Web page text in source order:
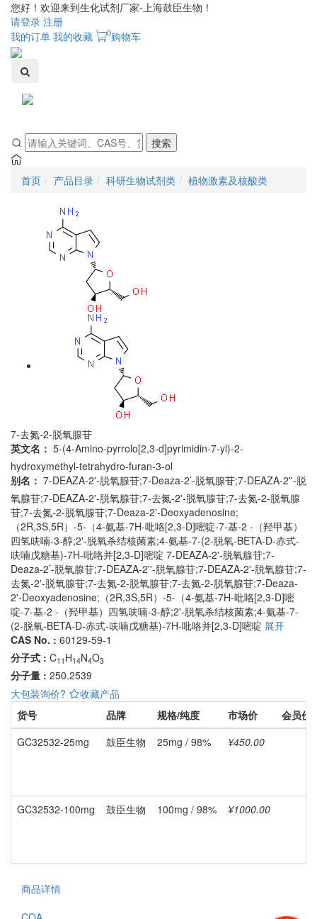
您好！欢迎来到生化试剂厂家-上海鼓臣生物！
请登录 注册
我的订单 我的收藏 0购物车
搜索
首页 产品目录 科研生物试剂类 植物激素及核酸类
7-去氮-2-脱氧腺苷
英文名： 5-(4-Amino-pyrrolo[2,3-d]pyrimidin-7-yl)-2-
hydroxymethyl-tetrahydro-furan-3-ol
别名： 7-DEAZA-2'-脱氧腺苷;7-Deaza-2’-脱氧腺苷;7-DEAZA-2''-脱
氧腺苷;7-DEAZA-2'-脱氧腺苷;7-去氮-2'-脱氧腺苷;7-去氮-2-脱氧腺
苷;7-去氮-2-脱氧腺苷;7-Deaza-2'-Deoxyadenosine;
（2R,3S,5R）-5-（4-氨基-7H-吡咯[2,3-D]嘧啶-7-基-2 -（羟甲基）
四氢呋喃-3-醇;2'-脱氧杀结核菌素;4-氨基-7-(2-脱氧-BETA-D-赤式-
呋喃戊糖基)-7H-吡咯并[2,3-D]嘧啶 7-DEAZA-2'-脱氧腺苷;7-
Deaza-2’-脱氧腺苷;7-DEAZA-2''-脱氧腺苷;7-DEAZA-2'-脱氧腺苷;7-
去氮-2'-脱氧腺苷;7-去氮-2-脱氧腺苷;7-去氮-2-脱氧腺苷;7-Deaza-
2'-Deoxyadenosine;（2R,3S,5R）-5-（4-氨基-7H-吡咯[2,3-D]嘧
啶-7-基-2 -（羟甲基）四氢呋喃-3-醇;2'-脱氧杀结核菌素;4-氨基-7-
(2-脱氧-BETA-D-赤式-呋喃戊糖基)-7H-吡咯并[2,3-D]嘧啶 展开
CAS No. : 60129-59-1
分子式 : C11 H14N4O3
分子量 : 250.2539
大包装询价?
收藏产品
货号
品牌 规格/纯度 市场价
会员价
GC32532-25mg
鼓臣生物 25mg / 98% ¥450.00
GC32532-100mg 鼓臣生物 100mg / 98% ¥1000.00
商品详情